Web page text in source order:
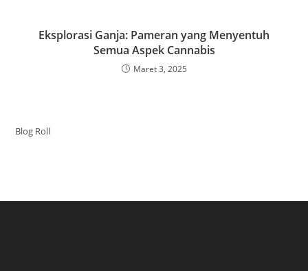
Eksplorasi Ganja: Pameran yang Menyentuh
Semua Aspek Cannabis
Maret 3, 2025
Blog Roll